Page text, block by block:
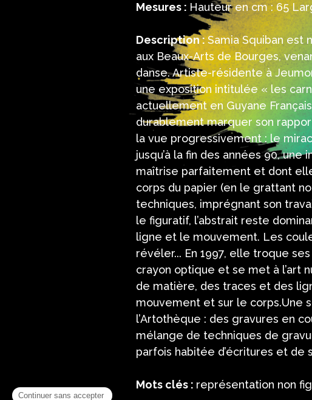
Mesures : Hauteur en cm : 65
Description :Samia Squiban est
aux Beaux-Arts de Bourges,
danse. Artiste-résidente à
une exposition intitulée « les
actuellement en Guyane
durablement marquer son
la vue progressivement : le
jusqu’à la fin des années 90,
maîtrise parfaitement et dont
corps du papier (en le grattant
techniques, imprégnant son
le figuratif, l’abstrait reste
ligne et le mouvement. Les
révéler... En 1997, elle troque
crayon optique et se met à l’art
de matière, des traces et des
mouvement et sur le corps.Une
l’Artothèque : des gravures en
mélange de techniques de
parfois habitée d’écritures et de
Mots clés : représentation non